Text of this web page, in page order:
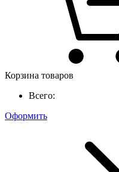
Корзина товаров
Всего:
Оформить